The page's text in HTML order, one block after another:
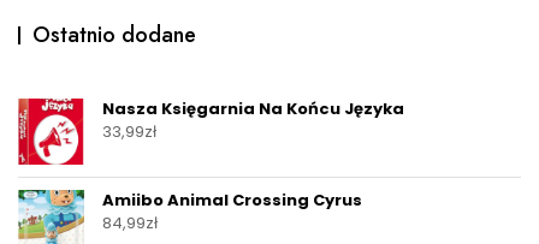
Ostatnio dodane
Nasza Księgarnia Na Końcu Języka
33,99zł
Amiibo Animal Crossing Cyrus
84,99zł